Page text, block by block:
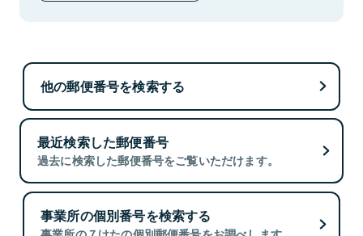
他の郵便番号を検索する
最近検索した郵便番号
過去に検索した郵便番号をご覧いただけます。
事業所の個別番号を検索する